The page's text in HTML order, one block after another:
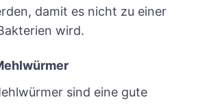
damit es nicht zu einer
wird.
sind eine gute